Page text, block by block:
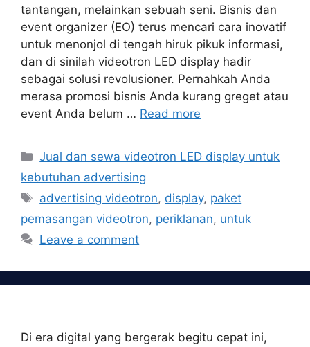
tantangan, melainkan sebuah seni. Bisnis dan
event organizer (EO) terus mencari cara inovatif
untuk menonjol di tengah hiruk pikuk informasi,
dan di sinilah videotron LED display hadir
sebagai solusi revolusioner. Pernahkah Anda
merasa promosi bisnis Anda kurang greget atau
event Anda belum … Read more
Categories
Jual dan sewa videotron LED display untuk
kebutuhan advertising
Tags
advertising videotron, display, paket
pemasangan videotron, periklanan, untuk
Leave a comment
Di era digital yang bergerak begitu cepat ini,